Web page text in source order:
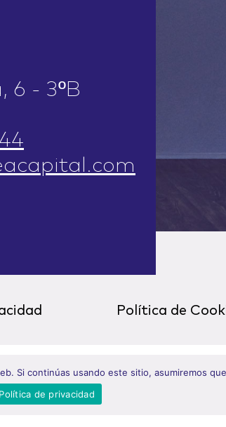
6 - 3ºB
Política de
Si continúas usando este sitio, asumiremos
Política de privacidad